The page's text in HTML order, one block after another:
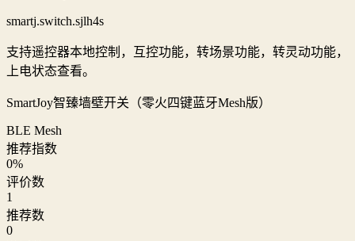
smartj.switch.sjlh4s
支持遥控器本地控制，互控功能，转场景功能，转灵动功能，
上电状态查看。
SmartJoy智臻墙壁开关（零火四键蓝牙Mesh版）
BLE Mesh
推荐指数
0%
评价数
1
推荐数
0